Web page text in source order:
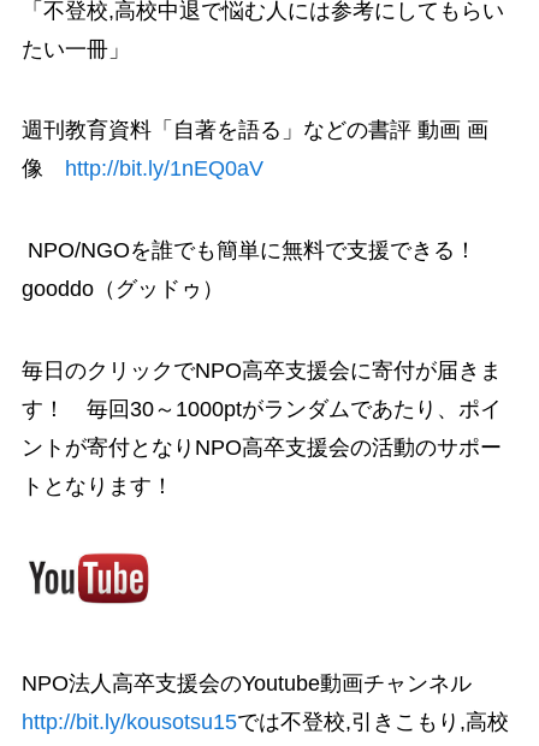
「不登校,高校中退で悩む人には参考にしてもらい
たい一冊」
週刊教育資料「自著を語る」などの書評 動画 画
像
http://bit.ly/1nEQ0aV
NPO/NGOを誰でも簡単に無料で支援できる！
gooddo（グッドゥ）
毎日のクリックでNPO高卒支援会に寄付が届きま
す！ 毎回30～1000ptがランダムであたり、ポイ
ントが寄付となりNPO高卒支援会の活動のサポー
トとなります！
NPO法人高卒支援会のYoutube動画チャンネル
http://bit.ly/kousotsu15では不登校,引きこもり,高校